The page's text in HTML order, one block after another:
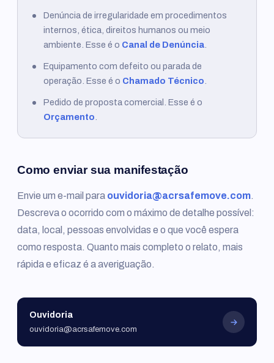
Denúncia de irregularidade em procedimentos
internos, ética, direitos humanos ou meio
ambiente. Esse é o Canal de Denúncia
Equipamento com defeito ou parada de
operação. Esse é o Chamado Técnico
Pedido de proposta comercial. Esse é o
Orçamento
Como enviar sua manifestação
Envie um e-mail para ouvidoria@acrsafemove.com.
Descreva o ocorrido com o máximo de detalhe possível:
data, local, pessoas envolvidas e o que você espera
como resposta. Quanto mais completo o relato, mais
rápida e eficaz é a averiguação.
Ouvidoria
ouvidoria@acrsafemove.com